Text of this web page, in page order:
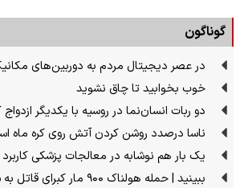
گوناگون
در عصر دیجیتال مردم به دوربین‌های
خوب بخوابید تا چاق نشوید
دو ربات انسان‌نما در روسیه با یکدیگر ازدواج
ناسا درصدد روشن کردن آتش روی کره ماه
یک بار هم نوشابه در معالجات پزشکی کاربرد
ببینید | حمله هولناک ۹۰۰ مار کبرای قاتل به ساکنان مردم چین